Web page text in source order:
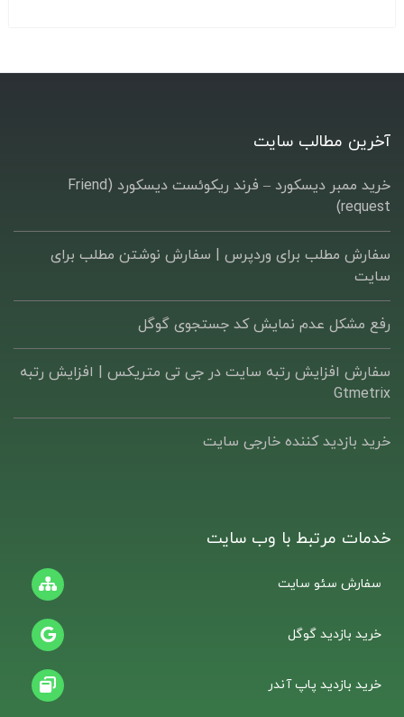
آخرین مطالب سایت
خرید ممبر دیسکورد – فرند ریکوئست دیسکورد (Friend
request)
سفارش مطلب برای وردپرس |‌ سفارش نوشتن مطلب برای
سایت
رفع مشکل عدم نمایش کد جستجوی گوگل
سفارش افزایش رتبه سایت در جی تی متریکس | افزایش رتبه
Gtmetrix
خرید بازدید کننده خارجی سایت
خدمات مرتبط با وب سایت
سفارش سئو سایت
خرید بازدید گوگل
خرید بازدید پاپ آندر